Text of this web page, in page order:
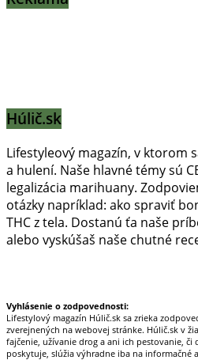
Húlič.sk
Lifestyleový magazín, v ktorom
a hulení. Naše hlavné témy sú
legalizácia marihuany.
otázky napríklad: ako spraviť
THC z tela. Dostanú ťa naše
alebo vyskúšaš naše chutné
Vyhlásenie o zodpovednosti:
Lifestylový magazín Húlič.sk sa zrieka
zverejnených na webovej stránke. Húlič.sk v
fajčenie, užívanie drog a ani ich pestovanie,
poskytuje, slúžia výhradne iba na informačné